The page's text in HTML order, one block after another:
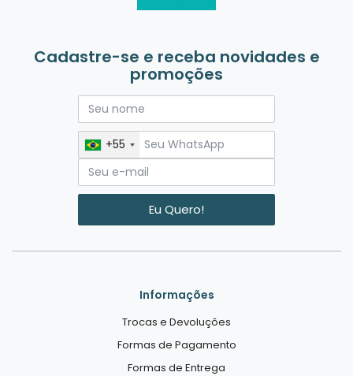
Cadastre-se e receba novidades e
promoções
+55
Eu Quero!
Informações
Trocas e Devoluções
Formas de Pagamento
Formas de Entrega